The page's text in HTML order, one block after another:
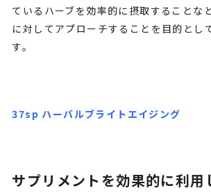
ているハーブを効率的に摂取することな
に対してアプローチすることを目的とし
す。
37sp ハーバルブライトエイジング
サプリメントを効果的に利用